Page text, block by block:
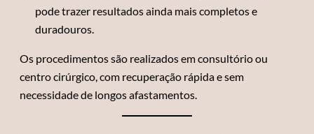
pode trazer resultados ainda mais completos e
duradouros.
Os procedimentos são realizados em consultório ou
centro cirúrgico, com recuperação rápida e sem
necessidade de longos afastamentos.